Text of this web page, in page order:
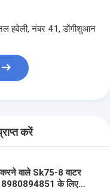
हवेली, नंबर 41, डोंगीशुआन
करें
वाले Sk75-8 वाटर
8980894851 के लिए